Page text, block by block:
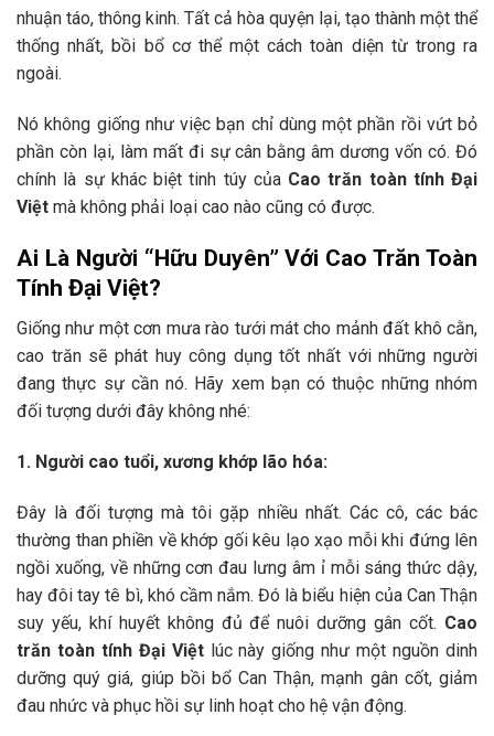
nhuận táo, thông kinh. Tất cả hòa quyện lại, tạo thành một thể
thống nhất, bồi bổ cơ thể một cách toàn diện từ trong ra
ngoài.
Nó không giống như việc bạn chỉ dùng một phần rồi vứt bỏ
phần còn lại, làm mất đi sự cân bằng âm dương vốn có. Đó
chính là sự khác biệt tinh túy của Cao trăn toàn tính Đại
Việt mà không phải loại cao nào cũng có được.
Ai Là Người “Hữu Duyên” Với Cao Trăn Toàn
Tính Đại Việt?
Giống như một cơn mưa rào tưới mát cho mảnh đất khô cằn,
cao trăn sẽ phát huy công dụng tốt nhất với những người
đang thực sự cần nó. Hãy xem bạn có thuộc những nhóm
đối tượng dưới đây không nhé:
1. Người cao tuổi, xương khớp lão hóa:
Đây là đối tượng mà tôi gặp nhiều nhất. Các cô, các bác
thường than phiền về khớp gối kêu lạo xạo mỗi khi đứng lên
ngồi xuống, về những cơn đau lưng âm ỉ mỗi sáng thức dậy,
hay đôi tay tê bì, khó cầm nắm. Đó là biểu hiện của Can Thận
suy yếu, khí huyết không đủ để nuôi dưỡng gân cốt. Cao
trăn toàn tính Đại Việtlúc này giống như một nguồn dinh
dưỡng quý giá, giúp bồi bổ Can Thận, mạnh gân cốt, giảm
đau nhức và phục hồi sự linh hoạt cho hệ vận động.